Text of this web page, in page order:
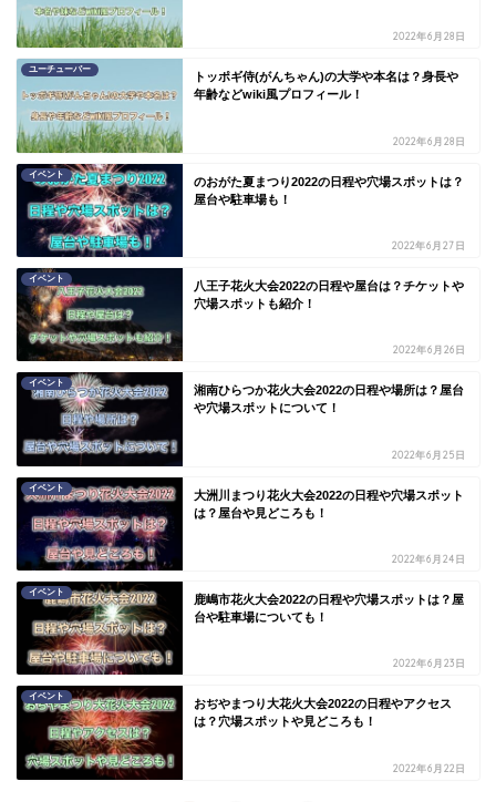
2022年6月28日
ユーチューバー
トッポギ侍(がんちゃん)の大学や本名は？身長や
年齢などwiki風プロフィール！
2022年6月28日
イベント
のおがた夏まつり2022の日程や穴場スポットは？
屋台や駐車場も！
2022年6月27日
イベント
八王子花火大会2022の日程や屋台は？チケットや
穴場スポットも紹介！
2022年6月26日
イベント
湘南ひらつか花火大会2022の日程や場所は？屋台
や穴場スポットについて！
2022年6月25日
イベント
大洲川まつり花火大会2022の日程や穴場スポット
は？屋台や見どころも！
2022年6月24日
イベント
鹿嶋市花火大会2022の日程や穴場スポットは？屋
台や駐車場についても！
2022年6月23日
イベント
おぢやまつり大花火大会2022の日程やアクセス
は？穴場スポットや見どころも！
2022年6月22日